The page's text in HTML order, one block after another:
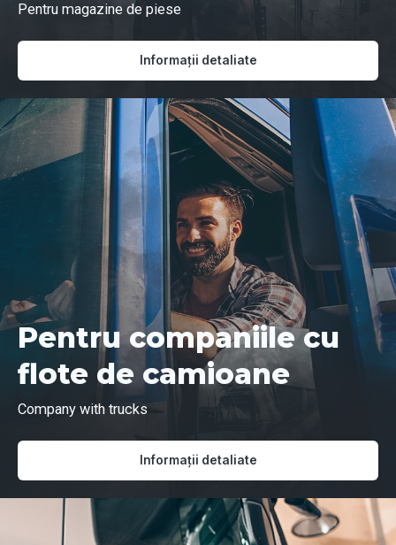
Pentru magazine de piese
Informații detaliate
Pentru companiile cu
flote de camioane
Company with trucks
Informații detaliate